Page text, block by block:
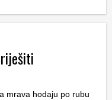
mrava hodaju po rubu